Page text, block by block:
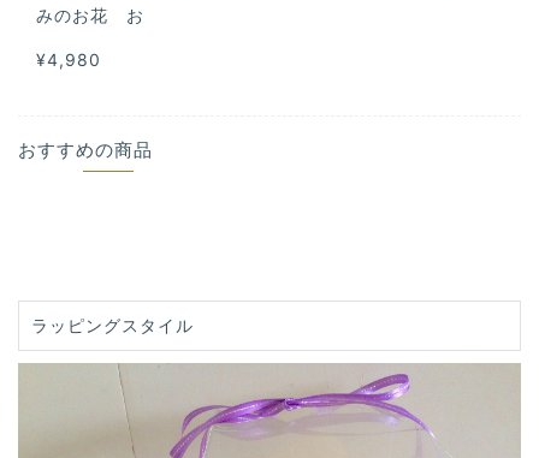
みのお花 お
¥4,980
おすすめの商品
ラッピングスタイル